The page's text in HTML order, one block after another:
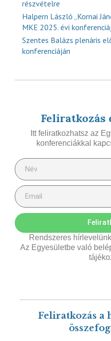
részvételre
Halpern László „Kornai
MKE 2025. évi
Szentes Balázs plenáris
konferenciáján
Feliratkozás
Itt feliratkozhatsz az
konferenciákkal
Rendszeres
Az Egyesületbe való
Feliratkozás a